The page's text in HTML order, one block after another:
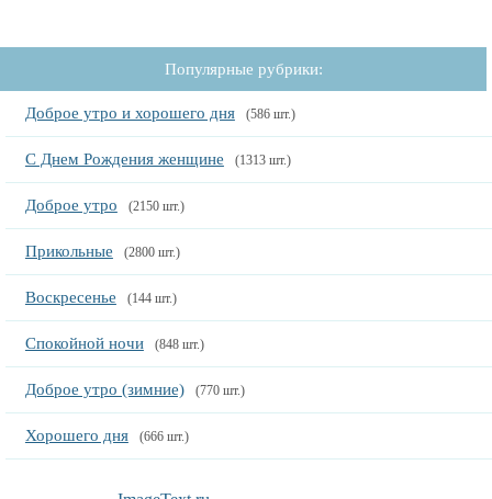
Популярные рубрики:
Доброе утро и хорошего дня (586 шт.)
С Днем Рождения женщине (1313 шт.)
Доброе утро (2150 шт.)
Прикольные (2800 шт.)
Воскресенье (144 шт.)
Спокойной ночи (848 шт.)
Доброе утро (зимние) (770 шт.)
Хорошего дня (666 шт.)